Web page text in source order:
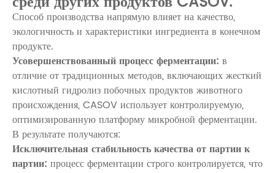
Способ производства напрямую влияет на качество,
экологичность и характеристики ингредиента в конечном
продукте.
Усовершенствованный процесс ферментации: в
отличие от традиционных методов, включающих жесткий
кислотный гидролиз побочных продуктов животного
происхождения, CASOV использует контролируемую,
оптимизированную платформу микробной ферментации.
В результате получаются:
Исключительная стабильность качества от партии к
партии: процесс ферментации строго контролируется, что